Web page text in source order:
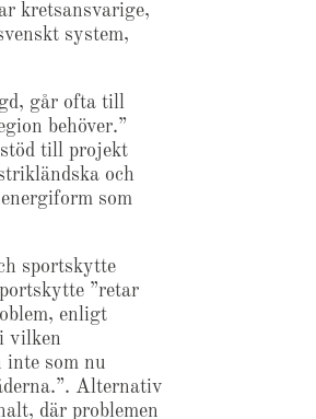
kretsansvarige,
system,
går ofta till
behöver.”
till projekt
och
som
sportskytte
”retar
enligt
vilken
som nu
Alternativ
där problemen